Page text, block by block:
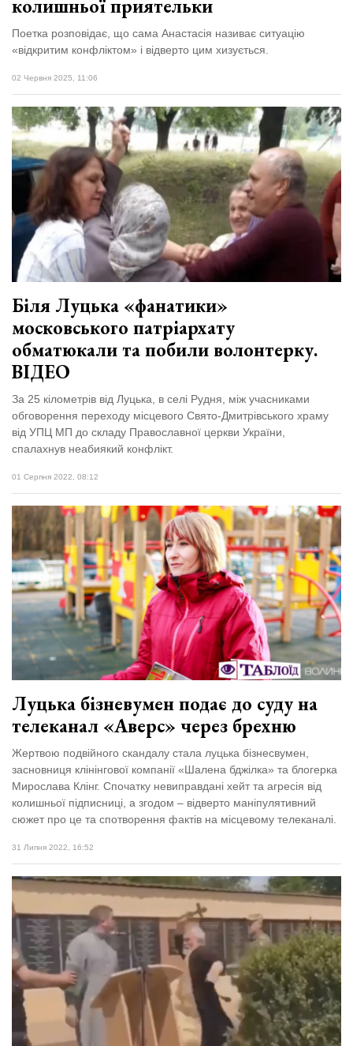
колишньої приятельки
Поетка розповідає, що сама Анастасія називає ситуацію
«відкритим конфліктом» і відверто цим хизується.
02 Червня 2025, 11:06
Біля Луцька «фанатики»
московського патріархату
обматюкали та побили волонтерку.
ВІДЕО
За 25 кілометрів від Луцька, в селі Рудня, між учасниками
обговорення переходу місцевого Свято-Дмитрівського храму
від УПЦ МП до складу Православної церкви України,
спалахнув неабиякий конфлікт.
01 Серпня 2022, 08:12
Луцька бізневумен подає до суду на
телеканал «Аверс» через брехню
Жертвою подвійного скандалу стала луцька бізнесвумен,
засновниця клінінгової компанії «Шалена бджілка» та блогерка
Мирослава Клінг. Спочатку невиправдані хейт та агресія від
колишньої підписниці, а згодом – відверто маніпулятивний
сюжет про це та спотворення фактів на місцевому телеканалі.
31 Липня 2022, 16:52